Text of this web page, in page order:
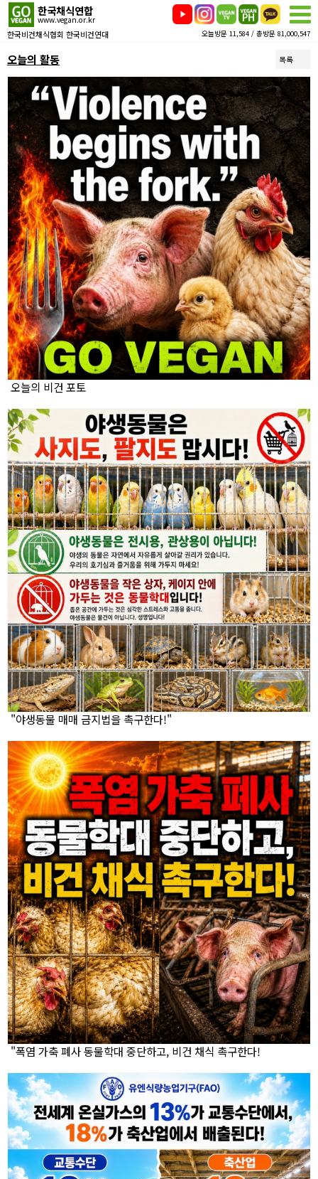
한국채식연합
www.vegan.or.kr
한국비건채식협회 한국비건연대 오늘방문 11,584 / 총방문 81,000,547
오늘의 활동 목록
오늘의 비건 포토
"야생동물 매매 금지법을 촉구한다!"
"폭염 가축 폐사 동물학대 중단하고, 비건 채식 촉구한다!